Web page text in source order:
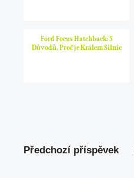
Ford Focus Hatchback: 5
Důvodů, Proč je Králem Silnic
Předchozí příspěvek